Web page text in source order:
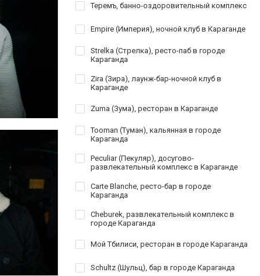
Теремъ, банно-оздоровительный комплекс
Empire (Империя), ночной клуб в Караганде
Strelka (Стрелка), ресто-паб в городе
Караганда
Zira (Зира), лаунж-бар-ночной клуб в
Караганде
Zuma (Зума), ресторан в Караганде
Tooman (Туман), кальянная в городе
Караганда
Peculiar (Пекуляр), досугово-
развлекательный комплекс в Караганде
Carte Blanche, ресто-бар в городе
Караганда
Cheburek, развлекательный комплекс в
городе Караганда
Мой Тбилиси, ресторан в городе Караганда
Schultz (Шульц), бар в городе Караганда